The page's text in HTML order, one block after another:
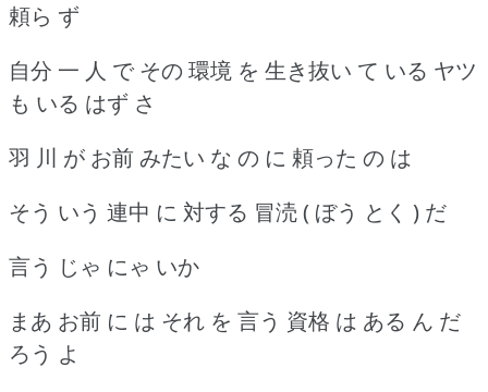
頼ら ず
自分 一 人 で その 環境 を 生き抜い て いる ヤツ
も いる はず さ
羽 川 が お前 みたい な の に 頼った の は
そう いう 連中 に 対する 冒涜 ( ぼう とく ) だ
言う じゃ にゃ いか
まあ お前 に は それ を 言う 資格 は ある ん だ
ろう よ